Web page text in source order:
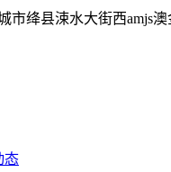
市绛县涑水大街西amjs澳
态